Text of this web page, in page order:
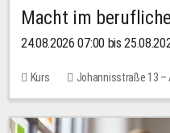
Macht im
24.08.2026 07:00 bis
Kurs
Johannisstraße 13 –
Keine freien Plätze